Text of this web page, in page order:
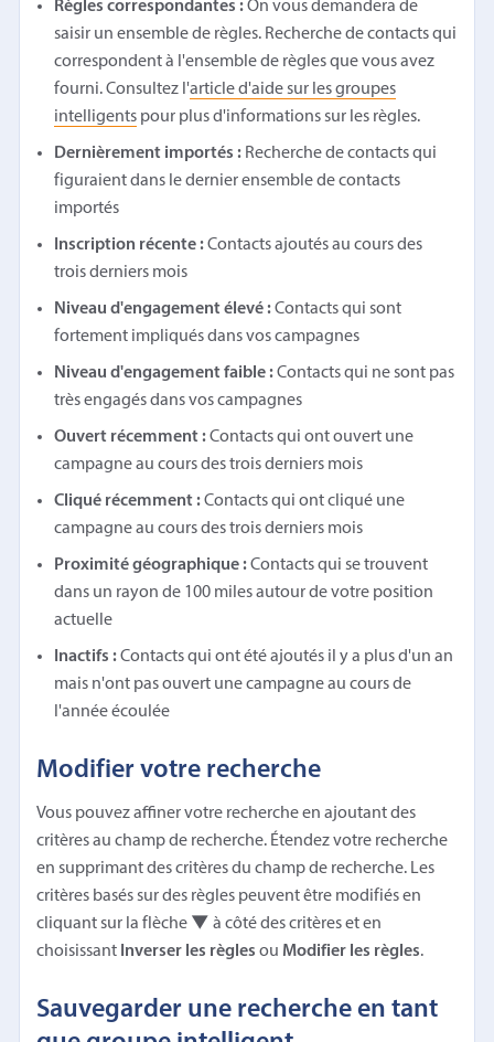
Règles correspondantes :On vous demandera de
saisir un ensemble de règles. Recherche de contacts qui
correspondent à l'ensemble de règles que vous avez
fourni. Consultez l'article d'aide sur les groupes
intelligents pour plus d'informations sur les règles.
Dernièrement importés : Recherche de contacts qui
figuraient dans le dernier ensemble de contacts
importés
Inscription récente :Contacts ajoutés au cours des
trois derniers mois
Niveau d'engagement élevé :Contacts qui sont
fortement impliqués dans vos campagnes
Niveau d'engagement faible :Contacts qui ne sont pas
très engagés dans vos campagnes
Ouvert récemment :Contacts qui ont ouvert une
campagne au cours des trois derniers mois
Cliqué récemment :Contacts qui ont cliqué une
campagne au cours des trois derniers mois
Proximité géographique :Contacts qui se trouvent
dans un rayon de 100 miles autour de votre position
actuelle
Inactifs :Contacts qui ont été ajoutés il y a plus d'un an
mais n'ont pas ouvert une campagne au cours de
l'année écoulée
Modifier votre recherche
Vous pouvez affiner votre recherche en ajoutant des
critères au champ de recherche. Étendez votre recherche
en supprimant des critères du champ de recherche. Les
critères basés sur des règles peuvent être modifiés en
cliquant sur la flèche ▼ à côté des critères et en
choisissant Inverser les règles ou Modifier les règles.
Sauvegarder une recherche en tant